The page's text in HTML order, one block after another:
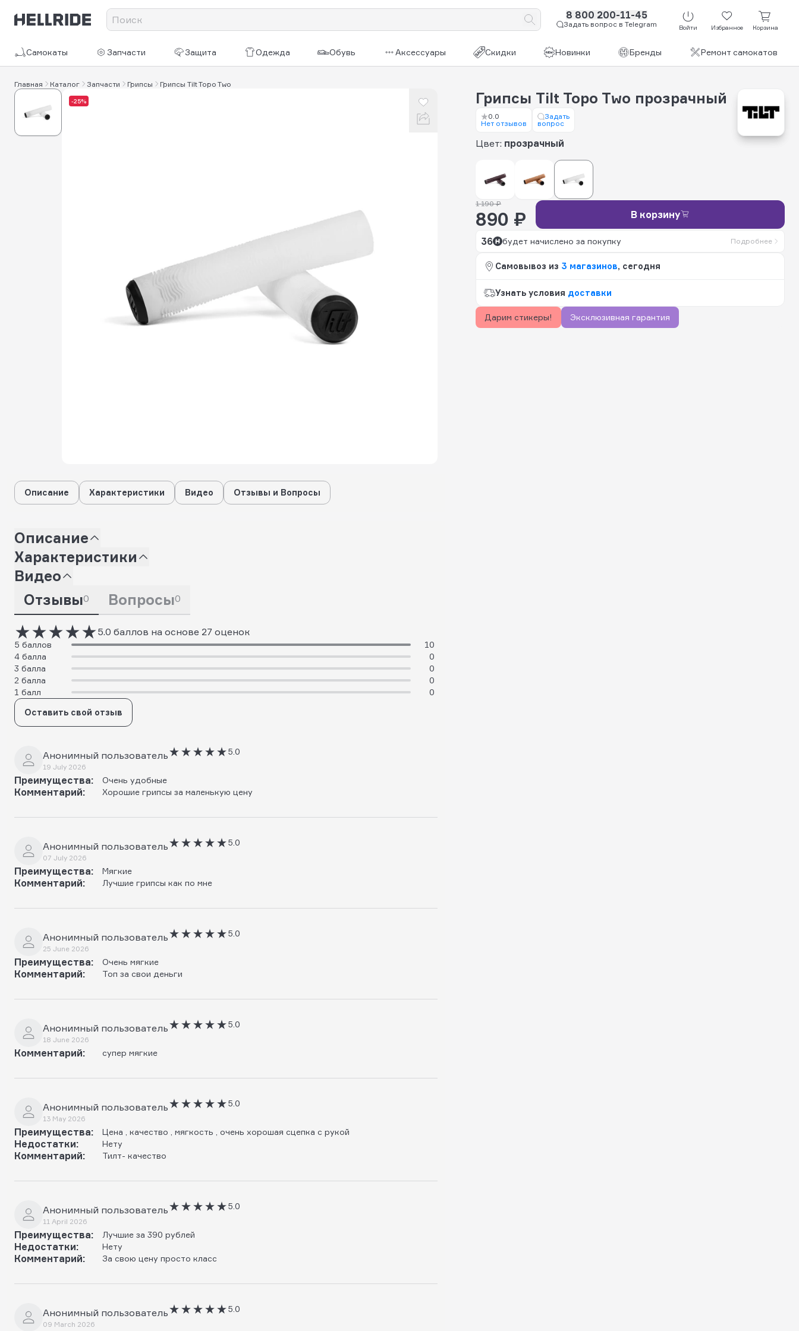
8 800 200-11-45
Задать вопрос в Telegram Войти Избранное Корзина
Самокаты Запчасти Защита Одежда Обувь Аксессуары Скидки Новинки Бренды Ремонт самокатов
Главная Каталог Запчасти Грипсы Грипсы Tilt Topo Two
-25% Грипсы Tilt Topo Two прозрачный
0.0
Нет отзывов
Задать
вопрос
Цвет: прозрачный
1 190 ₽
890 ₽ В корзину
36 будет начислено за покупку Подробнее
Самовывоз из 3 магазинов, сегодня
Узнать условия доставки
Дарим стикеры! Эксклюзивная гарантия
Описание Характеристики Видео Отзывы и Вопросы
Описание
Характеристики
Видео
Отзывы0 Вопросы0
5.0 баллов на основе 27 оценок
5 баллов
10
4 балла
0
3 балла
0
2 балла
0
1 балл
0
Оставить свой отзыв
Анонимный пользователь
19 July 2026
5.0
Преимущества: Очень удобные
Комментарий: Хорошие грипсы за маленькую цену
Анонимный пользователь
07 July 2026
5.0
Преимущества: Мягкие
Комментарий: Лучшие грипсы как по мне
Анонимный пользователь
25 June 2026
5.0
Преимущества: Очень мягкие
Комментарий: Топ за свои деньги
Анонимный пользователь
18 June 2026
5.0
Комментарий: супер мягкие
Анонимный пользователь
13 May 2026
5.0
Преимущества: Цена , качество , мягкость , очень хорошая сцепка с рукой
Недостатки: Нету
Комментарий: Тилт- качество
Анонимный пользователь
11 April 2026
5.0
Преимущества: Лучшие за 390 рублей
Недостатки: Нету
Комментарий: За свою цену просто класс
Анонимный пользователь
09 March 2026
5.0